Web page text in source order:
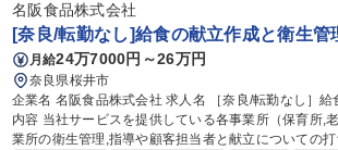
度充実
名阪食品株式会社
[奈良/転勤なし]給食の献立作成と衛生
月給24万7000円～26万円
奈良県桜井市
企業名 名阪食品株式会社 求人名 ［奈良/転勤なし］給食の献立作成と衛生管理★資格お持ち方/未経験歓迎 仕事の
内容 当社サービスを提供している各事業所（保育所,
業所の衛生管理,指導や顧客担当者と献立についての打ち合わせ、